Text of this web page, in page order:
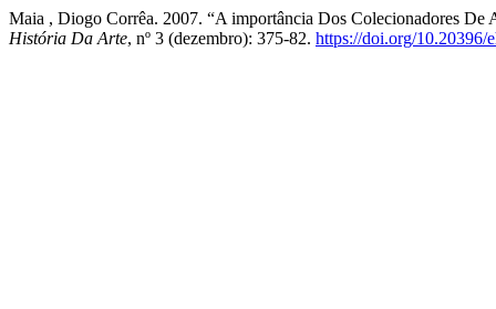
Maia , Diogo Corrêa. 2007. “A importância Dos Colecionadores
História Da Arte, nº 3 (dezembro): 375-82. https://doi.org/10.20396/